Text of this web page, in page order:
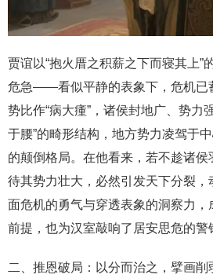
贾谊以“抱火厝之积薪之下而寝其上”
危急——看似平静的表象下，危机已
势比作“病大瘇”，诸侯封地广、势力
于腰”的畸形结构，地方势力凌驾于
的颠倒格局。在他看来，若不趁诸侯
待其势力壮大，必然引发天下分裂，
面危机的勇气与穿透表象的洞察力，
前提，也为汉室敲响了居安思危的警
二、推恩破局：以分而治之，擘画削